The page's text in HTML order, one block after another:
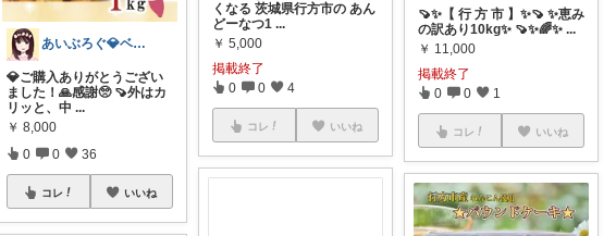
あいぶろぐ💎ベビー・マタニティ用品🍀
💎ご購入ありがとうござい
ました！🙏感謝🥺 🍠外はカ
リッと、中 ...
￥ 8,000
0 0 36
コレ いいね
くなる 茨城県行方市の あん
どーなつ1 ...
￥ 5,000
掲載終了
0 0 4
コレ いいね
🍠✨【 行 方 市 】✨🍠 ✨恵み
の訳あり10kg✨ 🍠✨🌈✨ ...
￥ 11,000
掲載終了
0 0 1
コレ いいね